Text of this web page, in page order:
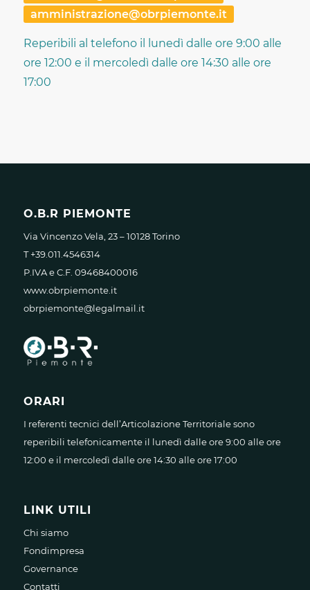
amministrazione@obrpiemonte.it
Reperibili al telefono il lunedì dalle ore 9:00 alle
ore 12:00 e il mercoledì dalle ore 14:30 alle ore
17:00
O.B.R PIEMONTE
Via Vincenzo Vela, 23 – 10128 Torino
T +39.011.4546314
P.IVA e C.F. 09468400016
www.obrpiemonte.it
obrpiemonte@legalmail.it
ORARI
I referenti tecnici dell’Articolazione Territoriale sono
reperibili telefonicamente il lunedì dalle ore 9:00 alle ore
12:00 e il mercoledì dalle ore 14:30 alle ore 17:00
LINK UTILI
Chi siamo
Fondimpresa
Governance
Contatti